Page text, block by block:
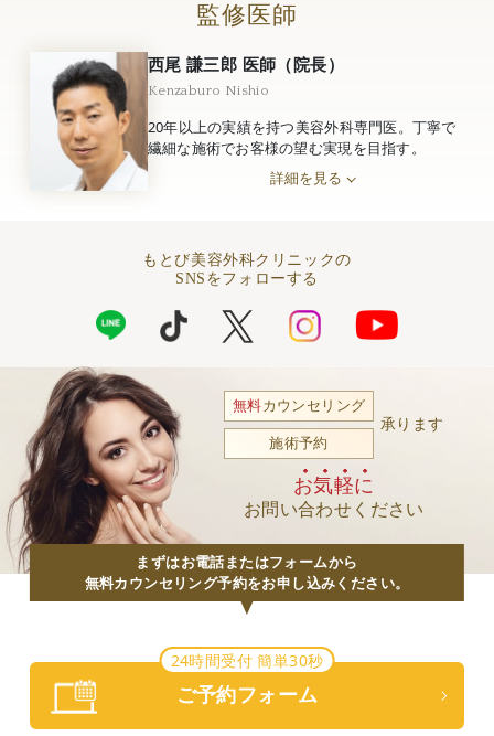
監修医師
西尾 謙三郎 医師（院長）
Kenzaburo Nishio
20年以上の実績を持つ美容外科専門医。丁寧で
繊細な施術でお客様の望む実現を目指す。
詳細を見る
もとび美容外科クリニックの
SNSをフォローする
無料カウンセリング
施術予約
承ります
お気軽に
お問い合わせください
まずはお電話またはフォームから
無料カウンセリング予約をお申し込みください。
24時間受付 簡単30秒
ご予約フォーム